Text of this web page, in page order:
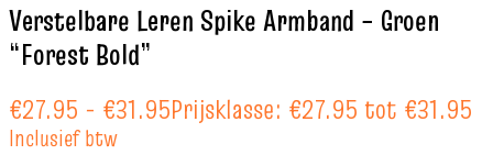
Verstelbare Leren Spike Armband – Groen
“Forest Bold”
€27.95 - €31.95Prijsklasse: €27.95 tot €31.95
Inclusief btw